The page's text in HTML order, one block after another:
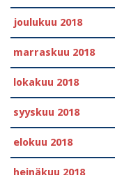
joulukuu 2018
marraskuu 2018
lokakuu 2018
syyskuu 2018
elokuu 2018
heinäkuu 2018